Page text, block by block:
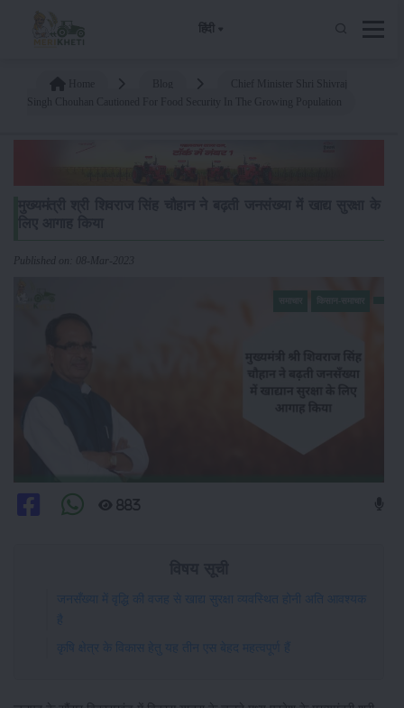
हिंदी
Published on: 08-Mar-2023
883
जनसँख्या में वृद्धि की वजह से खाद्य सुरक्षा व्यवस्थित होनी अति आवश्यक
कृषि क्षेत्र के विकास हेतु यह तीन एस बेहद महत्वपूर्ण हैं